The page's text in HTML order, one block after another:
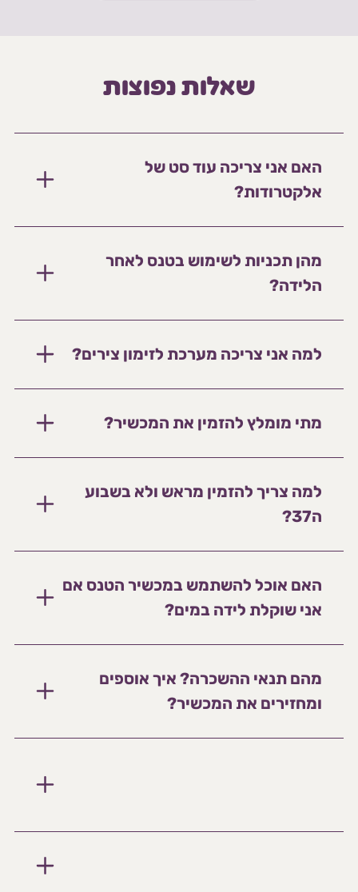
שאלות נפוצות
האם אני צריכה עוד סט של
אלקטרודות?
מהן תכניות לשימוש בטנס לאחר
הלידה?
למה אני צריכה מערכת לזימון צירים?
מתי מומלץ להזמין את המכשיר?
למה צריך להזמין מראש ולא בשבוע
ה37?
האם אוכל להשתמש במכשיר הטנס אם
אני שוקלת לידה במים?
מהם תנאי ההשכרה? איך אוספים
ומחזירים את המכשיר?